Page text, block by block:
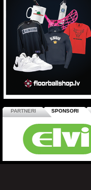
PARTNERI SPONSORI